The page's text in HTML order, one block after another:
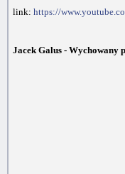
link: https://
Jacek Galus - Wychowany